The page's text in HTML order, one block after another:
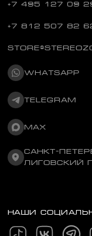
+7 495 127 09
+7 812 507 82
WHATSAPP
TELEGRAM
MAX
САНКТ-
ЛИГОВСКИЙ
НАШИ